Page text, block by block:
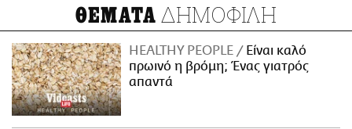
ΘΕΜΑΤΑ ΔΗΜΟΦΙΛΗ
HEALTHY PEOPLE
Είναι καλό
πρωινό η βρόμη; Ένας γιατρός
απαντά